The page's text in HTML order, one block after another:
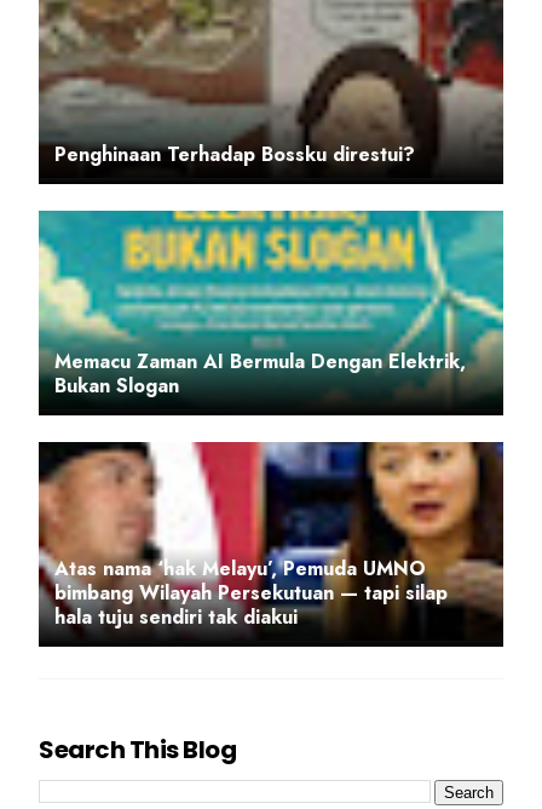
Penghinaan Terhadap Bossku direstui?
Memacu Zaman AI Bermula Dengan Elektrik,
Bukan Slogan
Atas nama ‘hak Melayu’, Pemuda UMNO
bimbang Wilayah Persekutuan — tapi silap
hala tuju sendiri tak diakui
Search This Blog